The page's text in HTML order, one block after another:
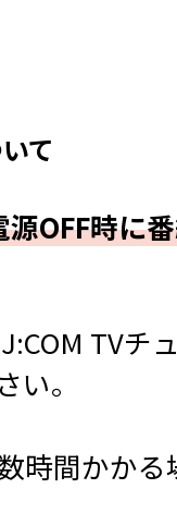
て
源OFF時に
TV
。
時間かかる